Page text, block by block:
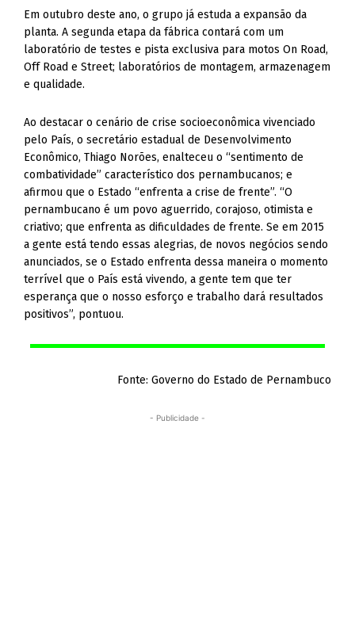
Em outubro deste ano, o grupo já estuda a expansão da
planta. A segunda etapa da fábrica contará com um
laboratório de testes e pista exclusiva para motos On Road,
Off Road e Street; laboratórios de montagem, armazenagem
e qualidade.
Ao destacar o cenário de crise socioeconômica vivenciado
pelo País, o secretário estadual de Desenvolvimento
Econômico, Thiago Norões, enalteceu o “sentimento de
combatividade” característico dos pernambucanos; e
afirmou que o Estado “enfrenta a crise de frente”. “O
pernambucano é um povo aguerrido, corajoso, otimista e
criativo; que enfrenta as dificuldades de frente. Se em 2015
a gente está tendo essas alegrias, de novos negócios sendo
anunciados, se o Estado enfrenta dessa maneira o momento
terrível que o País está vivendo, a gente tem que ter
esperança que o nosso esforço e trabalho dará resultados
positivos”, pontuou.
Fonte: Governo do Estado de Pernambuco
- Publicidade -